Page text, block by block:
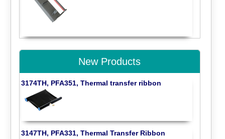
New Products
3174TH, PFA351, Thermal transfer ribbon
3147TH, PFA331, Thermal Transfer Ribbon